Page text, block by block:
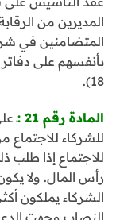
المديرين من
المتضامنين في
بأنفسهم على
18).
المادة رقم 21 :ـ
للشركاء للاجتماع
للاجتماع إذا طلب
رأس المال. ولا
الشركاء يملكون